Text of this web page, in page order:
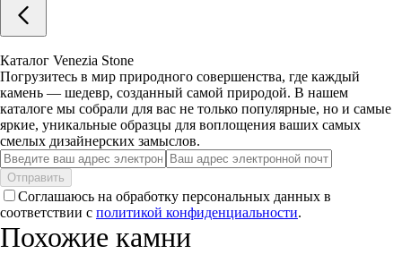
Каталог Venezia Stone
Погрузитесь в мир природного совершенства, где каждый
камень — шедевр, созданный самой природой. В нашем
каталоге мы собрали для вас не только популярные, но и самые
яркие, уникальные образцы для воплощения ваших самых
смелых дизайнерских замыслов.
Отправить
Соглашаюсь на обработку персональных данных в
соответствии с политикой конфиденциальности.
Похожие камни